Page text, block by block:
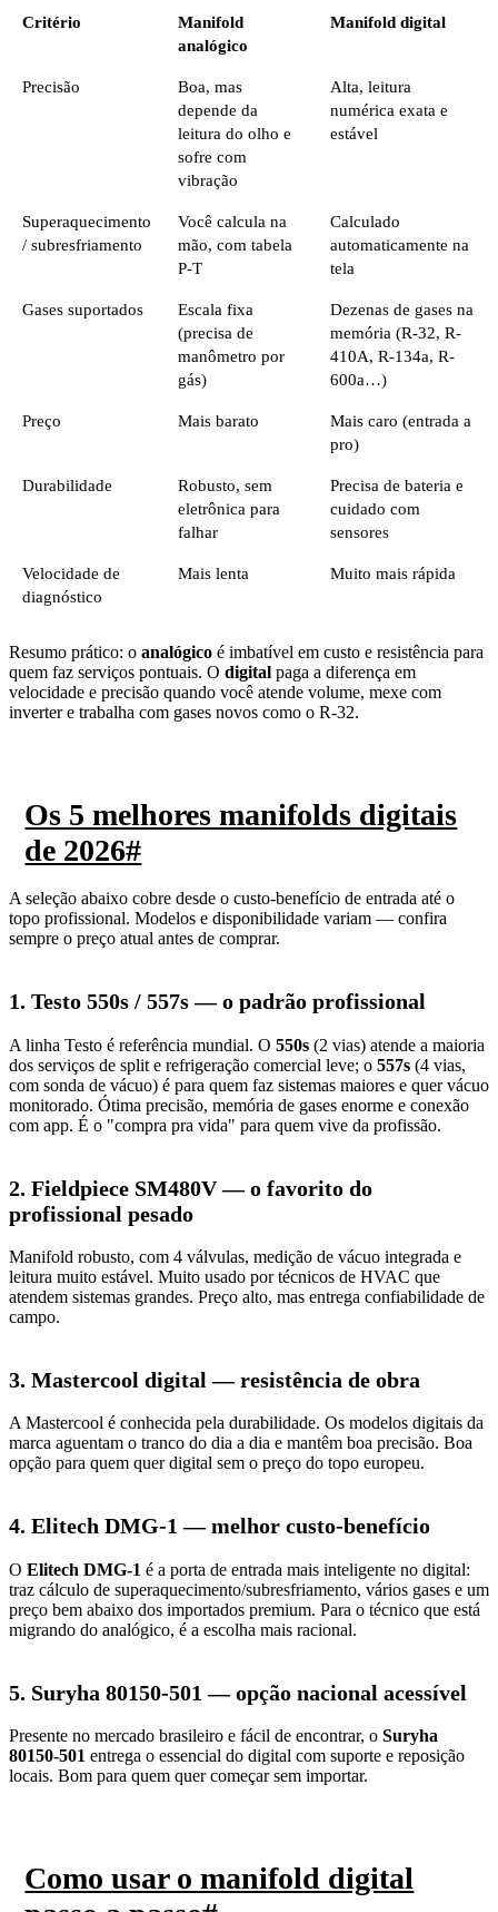
Critério
Manifold
analógico
Manifold digital
Precisão
Boa, mas
depende da
leitura do olho e
sofre com
vibração
Alta, leitura
numérica exata e
estável
Superaquecimento
/ subresfriamento
Você calcula na
mão, com tabela
P-T
Calculado
automaticamente na
tela
Gases suportados
Escala fixa
(precisa de
manômetro por
gás)
Dezenas de gases na
memória (R-32, R-
410A, R-134a, R-
600a…)
Preço Mais barato
Mais caro (entrada a
pro)
Durabilidade
Robusto, sem
eletrônica para
falhar
Precisa de bateria e
cuidado com
sensores
Velocidade de
diagnóstico
Mais lenta Muito mais rápida
Resumo prático: o analógico é imbatível em custo e resistência para
quem faz serviços pontuais. O digital paga a diferença em
velocidade e precisão quando você atende volume, mexe com
inverter e trabalha com gases novos como o R-32.
Os 5 melhores manifolds digitais
de 2026#
A seleção abaixo cobre desde o custo-benefício de entrada até o
topo profissional. Modelos e disponibilidade variam — confira
sempre o preço atual antes de comprar.
1. Testo 550s / 557s — o padrão profissional
A linha Testo é referência mundial. O 550s (2 vias) atende a maioria
dos serviços de split e refrigeração comercial leve; o 557s (4 vias,
com sonda de vácuo) é para quem faz sistemas maiores e quer vácuo
monitorado. Ótima precisão, memória de gases enorme e conexão
com app. É o "compra pra vida" para quem vive da profissão.
2. Fieldpiece SM480V — o favorito do
profissional pesado
Manifold robusto, com 4 válvulas, medição de vácuo integrada e
leitura muito estável. Muito usado por técnicos de HVAC que
atendem sistemas grandes. Preço alto, mas entrega confiabilidade de
campo.
3. Mastercool digital — resistência de obra
A Mastercool é conhecida pela durabilidade. Os modelos digitais da
marca aguentam o tranco do dia a dia e mantêm boa precisão. Boa
opção para quem quer digital sem o preço do topo europeu.
4. Elitech DMG-1 — melhor custo-benefício
O Elitech DMG-1 é a porta de entrada mais inteligente no digital:
traz cálculo de superaquecimento/subresfriamento, vários gases e um
preço bem abaixo dos importados premium. Para o técnico que está
migrando do analógico, é a escolha mais racional.
5. Suryha 80150-501 — opção nacional acessível
Presente no mercado brasileiro e fácil de encontrar, o Suryha
80150-501 entrega o essencial do digital com suporte e reposição
locais. Bom para quem quer começar sem importar.
Como usar o manifold digital